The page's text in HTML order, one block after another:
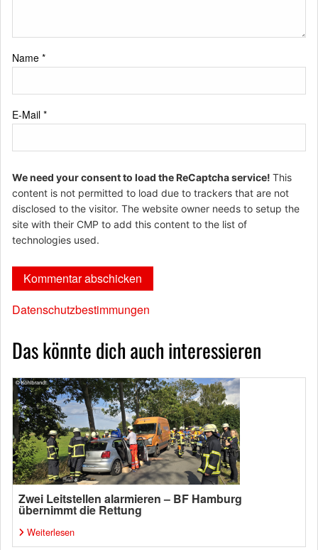
Name *
E-Mail *
We need your consent to load the ReCaptcha service! This
content is not permitted to load due to trackers that are not
disclosed to the visitor. The website owner needs to setup the
site with their CMP to add this content to the list of
technologies used.
Datenschutzbestimmungen
Das könnte dich auch interessieren
Zwei Leitstellen alarmieren – BF Hamburg
übernimmt die Rettung
Weiterlesen